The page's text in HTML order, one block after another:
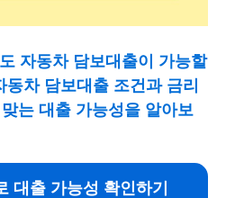
자동차 담보대출이 가능할
차 담보대출 조건과 금리
는 대출 가능성을 알아보
대출 가능성 확인하기